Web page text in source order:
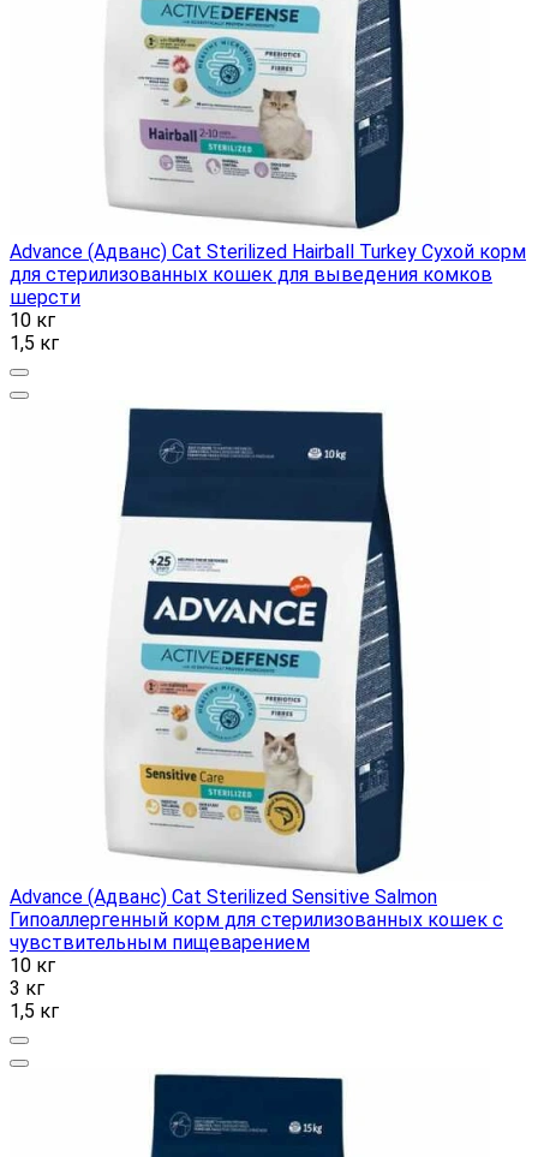
Advance (Адванс) Cat Sterilized Hairball Turkey Сухой корм
для стерилизованных кошек для выведения комков
шерсти
10 кг
1,5 кг
Advance (Адванс) Cat Sterilized Sensitive Salmon
Гипоаллергенный корм для стерилизованных кошек с
чувствительным пищеварением
10 кг
3 кг
1,5 кг